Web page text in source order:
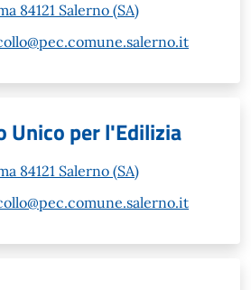
84121 Salerno (SA)
Unico per l'Edilizia
84121 Salerno (SA)